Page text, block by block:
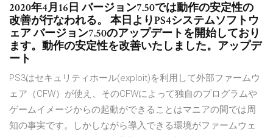
2020年4月16日 バージョン7.50では動作の安定性の
改善が行なわれる。 本日よりPS4システムソフトウ
ェア バージョン7.50のアップデートを開始しており
ます。動作の安定性を改善いたしました。アップデ
ート
PS3はセキュリティホール(exploit)を利用して外部ファームウ
ェア（CFW）が使え、そのCFWによって独自のプログラムや
ゲームイメージからの起動ができることはマニアの間では周
知の事実です。しかしながら導入できる環境がファームウェ